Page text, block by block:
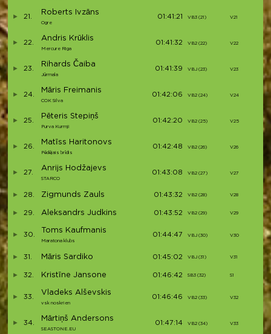
21.
Roberts Ivzāns
Ogre
01:41:21 VB3 (21) V21
22.
Andris Krūklis
Mercure Riga
01:41:32 VB2 (22) V22
23.
Rihards Čaiba
Jūrmala
01:41:39 VBJ (23) V23
24.
Māris Freimanis
COK Silva
01:42:06 VB2 (24) V24
25.
Pēteris Stepiņš
Purva Kurmji
01:42:20 VB2 (25) V25
26.
Matīss Haritonovs
Pēdējais brīdis
01:42:48 VB2 (26) V26
27.
Anrijs Hodžajevs
STARCO
01:43:08 VB2 (27) V27
28. Zigmunds Zauls 01:43:32 VB2 (28) V28
29. Aleksandrs Judkins 01:43:52 VB2 (29) V29
30.
Toms Kaufmanis
Maratona klubs
01:44:47 VBJ (30) V30
31. Māris Sardiko 01:45:02 VBJ (31) V31
32. Kristīne Jansone 01:46:42 SB3 (32) S1
33.
Vladeks Alševskis
vsk noskrien
01:46:46 VB2 (33) V32
34.
Mārtiņš Andersons
SEASTONE.EU
01:47:14 VB2 (34) V33